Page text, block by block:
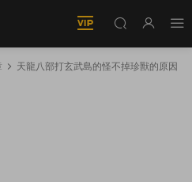
天龍八部打玄武島的怪不掉珍獸的原因